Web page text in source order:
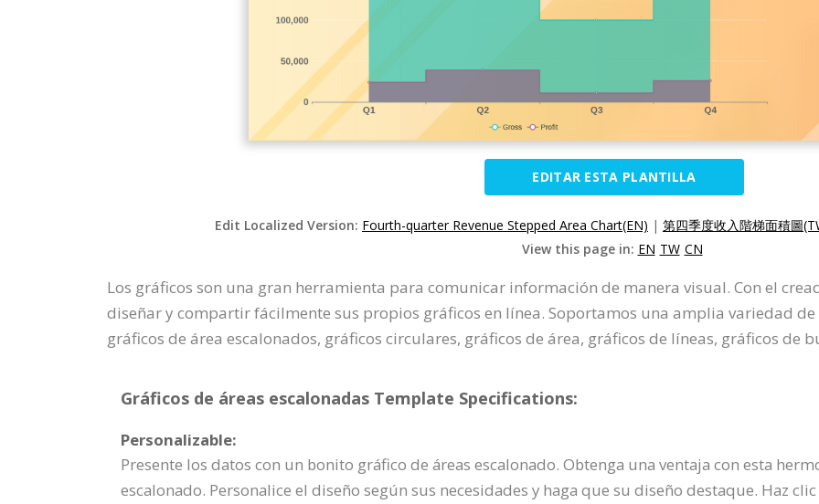
EDITAR ESTA PLANTILLA
Edit Localized Version: Fourth-quarter Revenue Stepped Area Chart(EN) | 第四季度收入階梯面積圖
View this page in: EN TW CN
Los gráficos son una gran herramienta para comunicar información de manera visual. Con el
diseñar y compartir fácilmente sus propios gráficos en línea. Soportamos una amplia variedad
gráficos de área escalonados, gráficos circulares, gráficos de área, gráficos de líneas, gráficos de
Gráficos de áreas escalonadas Template Specifications:
Personalizable:
Presente los datos con un bonito gráfico de áreas escalonado. Obtenga una ventaja con esta
escalonado. Personalice el diseño según sus necesidades y haga que su diseño destaque. Haz